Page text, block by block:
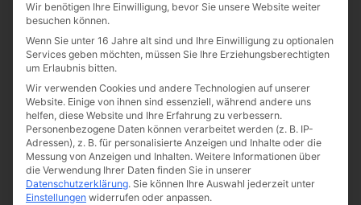
Das ZIM eignet sich damit weniger als dauerhafte
Förderbasis, sondern vielmehr als punktuelle
Unterstützung einzelner Innovationsschritte. Richtig
eingesetzt, kann es ein wertvoller Baustein innerhalb
einer übergeordneten Innovations- und
Förderstrategie sein.
Wir benötigen Ihre Einwilligung, bevor Sie unsere Website weiter
besuchen können.
Wenn Sie unter 16 Jahre alt sind und Ihre Einwilligung zu optionalen
Services geben möchten, müssen Sie Ihre Erziehungsberechtigten
um Erlaubnis bitten.
Wir verwenden Cookies und andere Technologien auf unserer
Website. Einige von ihnen sind essenziell, während andere uns
helfen, diese Website und Ihre Erfahrung zu verbessern.
Personenbezogene Daten können verarbeitet werden (z. B. IP-
Adressen), z. B. für personalisierte Anzeigen und Inhalte oder die
Messung von Anzeigen und Inhalten. Weitere Informationen über
die Verwendung Ihrer Daten finden Sie in unserer
Datenschutzerklärung. Sie können Ihre Auswahl jederzeit unter
Einstellungen widerrufen oder anpassen.